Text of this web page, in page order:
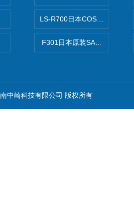
LS-R700日本COSMO科斯莫
F301日本原装SANAI三爱旋
中崎科技有限公司 版权所有